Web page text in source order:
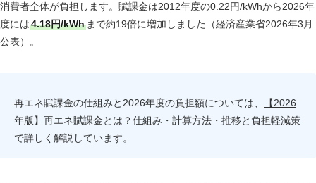
消費者全体が負担します。賦課金は2012年度の0.22円/kWhから2026年
度には4.18円/kWh まで約19倍に増加しました（経済産業省2026年3月
公表）。
再エネ賦課金の仕組みと2026年度の負担額については、
【2026
年版】再エネ賦課金とは？仕組み・計算方法・推移と負担軽減策
で詳しく解説しています。